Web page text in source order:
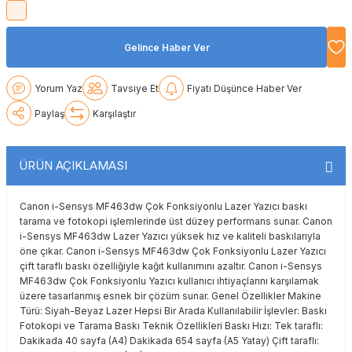
Olivetti
Ricoh
Sagem
Samsung
Sharp
Olivetti
Ricoh
Samsung
Sharp
Toshiba
Panasonic
Toshiba
Xerox
Utax
Utax
Gelince Haber Ver
Yorum Yaz Tavsiye Et Fiyatı Düşünce Haber Ver
Paylaş Karşılaştır
ÜRÜN AÇIKLAMASI
Canon i-Sensys MF463dw Çok Fonksiyonlu Lazer Yazıcı baskı
tarama ve fotokopi işlemlerinde üst düzey performans sunar. Canon
i-Sensys MF463dw Lazer Yazıcı yüksek hız ve kaliteli baskılarıyla
öne çıkar. Canon i-Sensys MF463dw Çok Fonksiyonlu Lazer Yazıcı
çift taraflı baskı özelliğiyle kağıt kullanımını azaltır. Canon i-Sensys
MF463dw Çok Fonksiyonlu Yazıcı kullanıcı ihtiyaçlarını karşılamak
üzere tasarlanmış esnek bir çözüm sunar. Genel Özellikler Makine
Türü: Siyah-Beyaz Lazer Hepsi Bir Arada Kullanılabilir İşlevler: Baskı
Fotokopi ve Tarama Baskı Teknik Özellikleri Baskı Hızı: Tek taraflı:
Dakikada 40 sayfa (A4) Dakikada 654 sayfa (A5 Yatay) Çift taraflı: